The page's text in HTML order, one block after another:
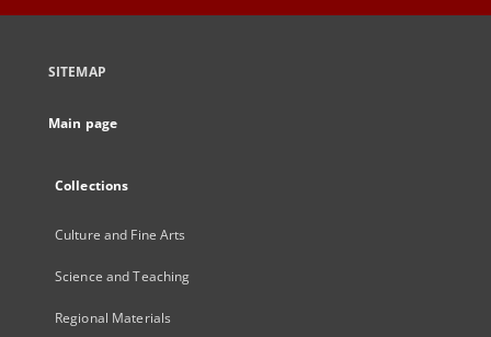
SITEMAP
Main page
Collections
Culture and Fine Arts
Science and Teaching
Regional Materials